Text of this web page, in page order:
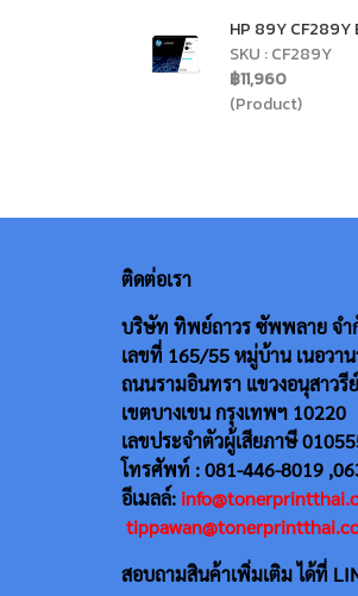
HP 89Y
SKU : CF289Y
฿11,960
(Product)
ติดต่อเรา
บริษัท ทิพย์ถาวร ซัพพลาย จำ
เลขที่ 165/55หมู่บ้าน เนอวา
ถนนรามอินทรา แขวงอนุสาวรีย์
เขตบางเขน กรุงเทพฯ 10220
เลขประจำตัวผู้เสียภาษี
โทรศัพท์ : 081-446-8019
อีเมลล์:
สอบถามสินค้าเพิ่มเติม ได้ที่